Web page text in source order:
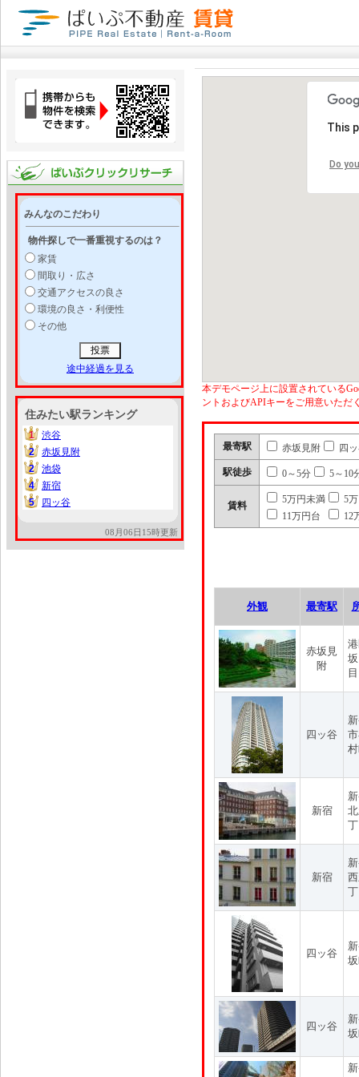
みんなのこだわり
物件探しで一番重視するのは？
家賃
間取り・広さ
交通アクセスの良さ
環境の良さ・利便性
その他
途中経過を見る
住みたい駅ランキング
1
1
渋谷
2
2
赤坂見附
2
2
池袋
4
4
新宿
5
5 四ッ谷
08月06日15時更新
This
Do
本デモページ上に設置されている
ントおよびAPIキーをご用意いただ
最寄駅 赤坂見附 四
駅徒歩 0～5分 5～10
賃料
5万円未満
5
11万円台
12
外観 最寄駅
赤坂見
附
目
四ッ谷
新宿
新宿
四ッ谷
四ッ谷